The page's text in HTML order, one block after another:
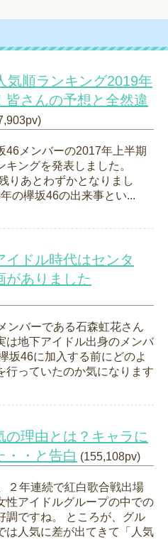
気順ランキング2019年
皆さんの予想と全然違
46メンバーの2017年上半期
キングを発表しました。
りあとわずかとなりまし
の欅坂46の出来事とい...
イドル時代はセンタ
がありました
ンバーである石森虹花さん
は地下アイドル出身のメンバ
坂46に加入する前にどのよ
行っていたのか気になります
の理由とは？キャラに
・・と告白 (155,108pv)
２年連続で紅白歌合戦出場
性アイドルグループの中での
調ですね。 ところが、グル
は人気に差が出てきて「人気